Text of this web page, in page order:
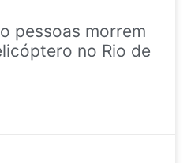
pessoas morrem
no Rio de